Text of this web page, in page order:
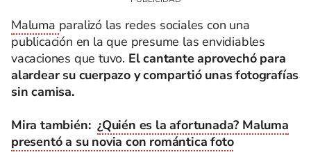
Maluma paralizó las redes sociales con una
publicación en la que presume las envidiables
vacaciones que tuvo. El cantante aprovechó para
alardear su cuerpazo y compartió unas fotografías
sin camisa.
Mira también:¿Quién es la afortunada? Maluma
presentó a su novia con romántica foto